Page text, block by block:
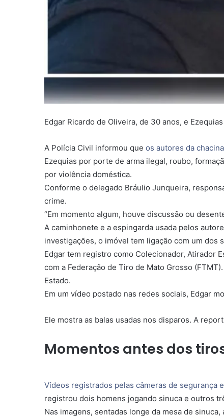
Edgar Ricardo de Oliveira, de 30 anos, e
A Polícia Civil informou que os autores da
Ezequias por porte de arma ilegal, roubo,
por violência doméstica.
Conforme o delegado Bráulio Junqueira,
crime.
“Em momento algum, houve discussão ou
A caminhonete e a espingarda usada pelos
investigações, o imóvel tem ligação com um dos
Edgar tem registro como Colecionador, Atirador
com a Federação de Tiro de Mato Grosso
Estado.
Em um vídeo postado nas redes sociais, Edgar
Ele mostra as balas usadas nos disparos. A
Momentos antes dos
Vídeos registrados pelas câmeras de segurança
registrou dois homens jogando sinuca e outros
Nas imagens, sentadas longe da mesa de